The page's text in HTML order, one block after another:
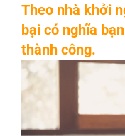
Theo nhà khởi
bại có nghĩa
thành công.